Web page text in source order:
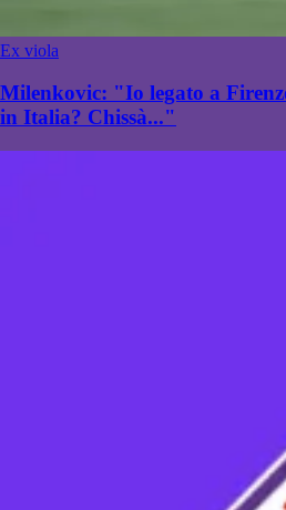
Ex viola
Milenkovic: "Io legato a
in Italia? Chissà..."